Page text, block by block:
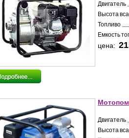
Двигатель
Высота
Топливо
Емкость
цена:
Двигатель
Высота